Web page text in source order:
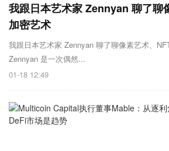
我跟日本艺术家 Zennyan 聊了聊
加密艺术
我跟日本艺术家 Zennyan 聊了聊像素艺术、
Zennyan 是一次偶然...
01-18 12:49